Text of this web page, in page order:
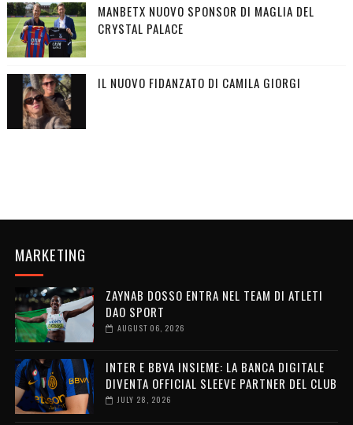
MANBETX NUOVO SPONSOR DI MAGLIA DEL
CRYSTAL PALACE
IL NUOVO FIDANZATO DI CAMILA GIORGI
MARKETING
ZAYNAB DOSSO ENTRA NEL TEAM DI ATLETI
DAO SPORT
AUGUST 06, 2026
INTER E BBVA INSIEME: LA BANCA DIGITALE
DIVENTA OFFICIAL SLEEVE PARTNER DEL CLUB
JULY 28, 2026